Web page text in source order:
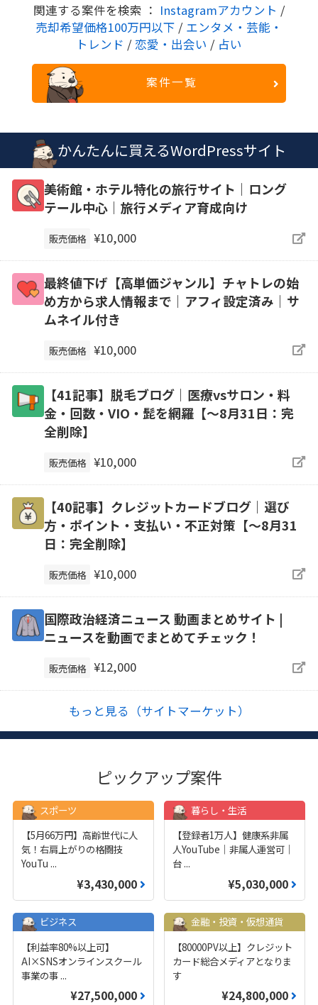
関連する案件を検索 ： Instagramアカウント /
売却希望価格100万円以下 / エンタメ・芸能・
トレンド / 恋愛・出会い / 占い
案件一覧
かんたんに買えるWordPressサイト
美術館・ホテル特化の旅行サイト｜ロング
テール中心｜旅行メディア育成向け
販売価格 ¥10,000
最終値下げ【高単価ジャンル】チャトレの始
め方から求人情報まで｜アフィ設定済み｜サ
ムネイル付き
販売価格 ¥10,000
【41記事】脱毛ブログ｜医療vsサロン・料
金・回数・VIO・髭を網羅【～8月31日：完
全削除】
販売価格 ¥10,000
【40記事】クレジットカードブログ｜選び
方・ポイント・支払い・不正対策【～8月31
日：完全削除】
販売価格 ¥10,000
国際政治経済ニュース 動画まとめサイト |
ニュースを動画でまとめてチェック！
販売価格 ¥12,000
もっと見る（サイトマーケット）
ピックアップ案件
スポーツ
【5月66万円】高齢世代に人
気！右肩上がりの格闘技
YouTu ...
¥3,430,000
暮らし・生活
【登録者1万人】健康系非属
人YouTube｜非属人運営可｜
台 ...
¥5,030,000
ビジネス
【利益率80%以上可】
AI×SNSオンラインスクール
事業の事 ...
¥27,500,000
金融・投資・仮想通貨
【80000PV以上】クレジット
カード総合メディアとなりま
す
¥24,800,000